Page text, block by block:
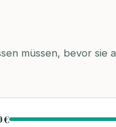
müssen, bevor sie
€